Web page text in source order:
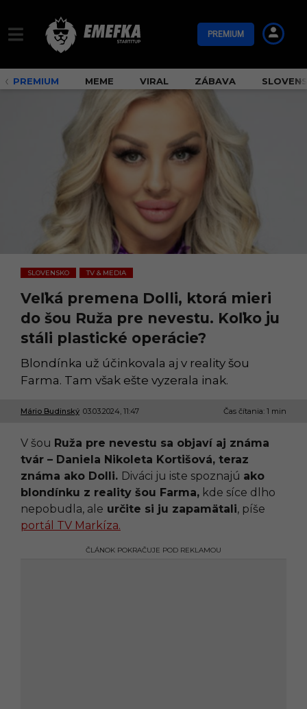
PREMIUM
PREMIUM MEME VIRAL ZÁBAVA
SLOVENSKO
,
TV & MEDIA
Veľká premena Dolli, ktorá mieri
do šou Ruža pre nevestu. Koľko ju
stáli plastické operácie?
Blondínka už účinkovala aj v reality šou
Farma. Tam však ešte vyzerala inak.
Mário Budinský 03.03.2024, 11:47
0
3
2
0
2
4
,
1
Čas čítania: 1 min
V šou Ruža pre nevestu sa objaví aj známa
tvár – Daniela Nikoleta Kortišová, teraz
známa ako Dolli. Diváci ju iste spoznajú ako
blondínku z reality šou Farma, kde síce dlho
nepobudla, ale určite si ju zapamätali, píše
portál TV Markíza.
ČLÁNOK POKRAČUJE POD REKLAMOU